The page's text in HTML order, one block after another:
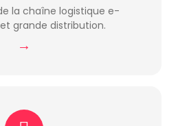
la chaîne logistique e-
grande distribution.
→